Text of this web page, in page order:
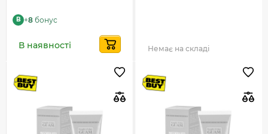
B +8 бонус
В наявності Немає на складі